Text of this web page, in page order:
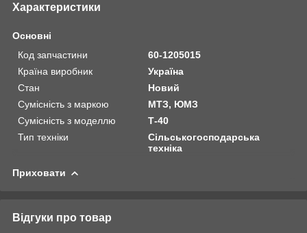
Характеристики
Основні
Код запчастини
60-1205015
Країна виробник
Україна
Стан
Новий
Сумісність з маркою
МТЗ, ЮМЗ
Сумісність з моделлю
Т-40
Тип техніки
Сільськогосподарська
техніка
Приховати
Відгуки про товар